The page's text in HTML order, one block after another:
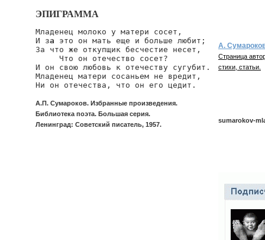
ЭПИГРАММА
Младенец молоко у матери сосет,
И за это он мать еще и больше любит;
За что же откупщик бесчестие несет,
     Что он отечество сосет?
И он свою любовь к отечеству сугубит.
Младенец матери сосаньем не вредит,
Ни он отечества, что он его цедит.
А.П. Сумароков. Избранные произведения.
Библиотека поэта. Большая серия.
Ленинград: Советский писатель, 1957.
А.
Страница
стихи, статьи.
sumarokov-